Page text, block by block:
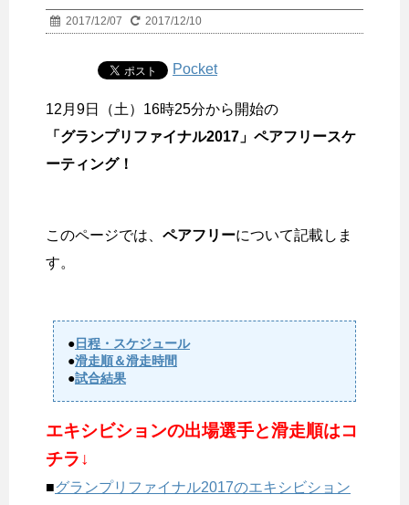
2017/12/07 2017/12/10
Pocket
12月9日（土）16時25分から開始の
「グランプリファイナル2017」ペアフリースケ
ーティング！
このページでは、 ペアフリーについて記載しま
す。
●日程・スケジュール
●滑走順＆滑走時間
●試合結果
エキシビションの出場選手と滑走順はコ
チラ↓
■グランプリファイナル2017のエキシビション